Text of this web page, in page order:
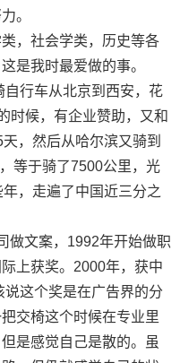
。
，社会学类，历史等各
是我时最爱做的事。
行车从北京到西安，花
时候，有企业赞助，又和
，然后从哈尔滨又骑到
等于骑了7500公里，光
，走遍了中国近三分之
做文案，1992年开始做职
上获奖。2000年，获中
说这个奖是在广告界的分
交椅这个时候在专业里
是感觉自己是散的。虽